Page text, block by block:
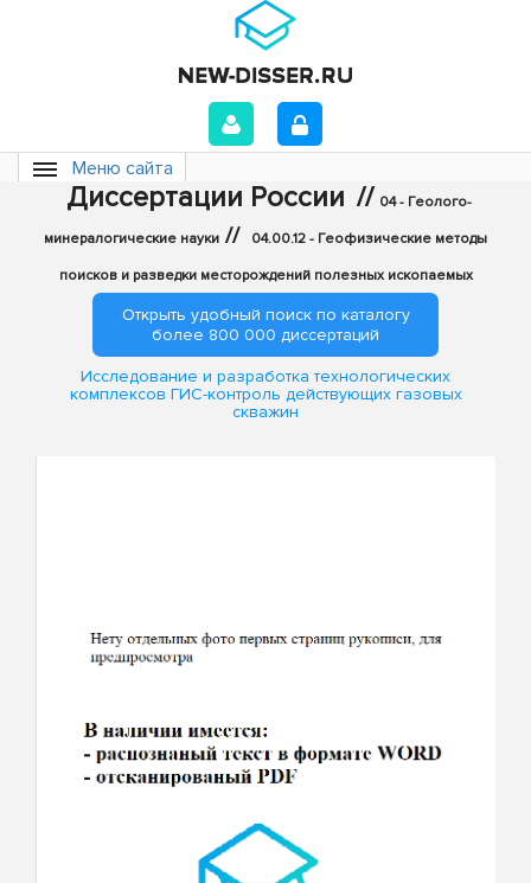
Меню сайта
Диссертации России // 04 - Геолого-
минералогические науки // 04.00.12 - Геофизические методы
поисков и разведки месторождений полезных ископаемых
Открыть удобный поиск по каталогу
более 800 000 диссертаций
Исследование и разработка технологических
комплексов ГИС-контроль действующих газовых
скважин